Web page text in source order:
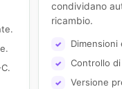
condividano
ricambio.
✓
✓ Controllo
✓
Versione